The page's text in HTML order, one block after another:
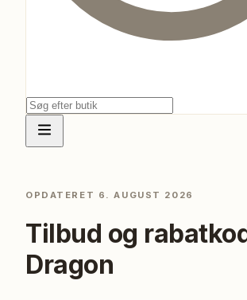
OPDATERET 6. AUGUST 2026
Tilbud og
Dragon